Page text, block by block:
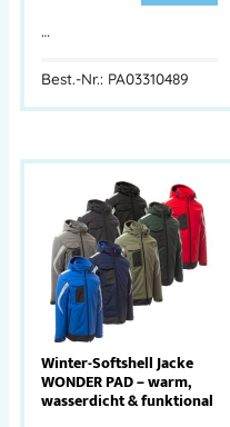
…
Best.-Nr.: PA03310489
Winter-Softshell Jacke
WONDER PAD – warm,
wasserdicht & funktional